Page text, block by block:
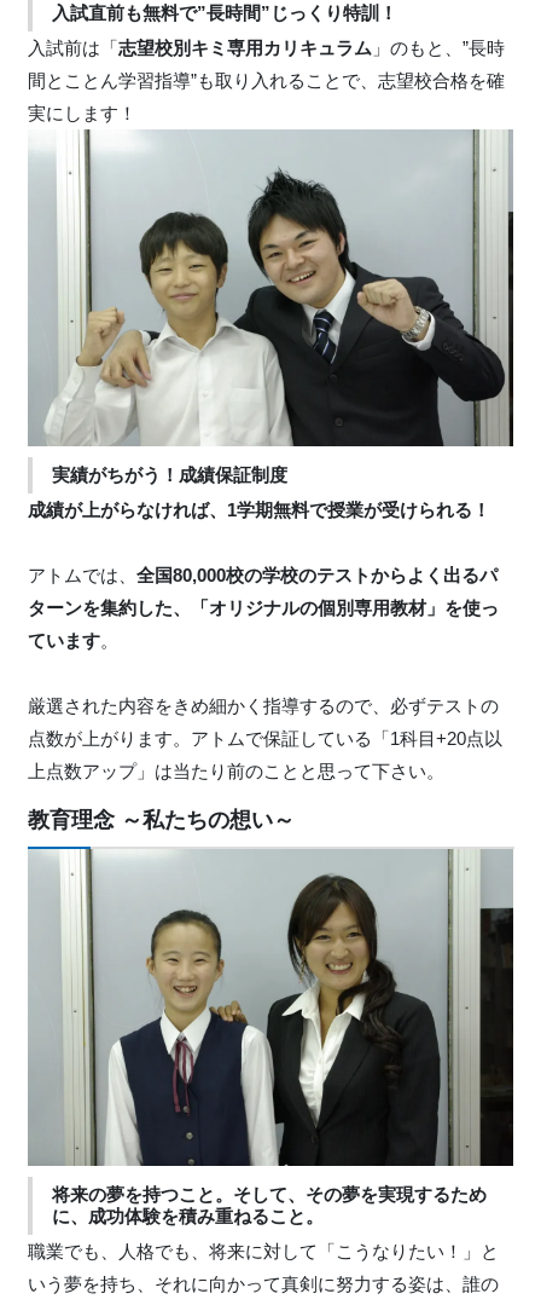
入試直前も無料で”長時間”じっくり特訓！
入試前は「志望校別キミ専用カリキュラム 」のもと、”長時
間とことん学習指導”も取り入れることで、志望校合格を確
実にします！
実績がちがう！成績保証制度
成績が上がらなければ、1学期無料で授業が受けられる！
アトムでは、 全国80,000校の学校のテストからよく出るパ
ターンを集約した、「オリジナルの個別専用教材」を使っ
ています。
厳選された内容をきめ細かく指導するので、必ずテストの
点数が上がります。アトムで保証している「1科目+20点以
上点数アップ」は当たり前のことと思って下さい。
教育理念 ～私たちの想い～
将来の夢を持つこと。そして、その夢を実現するため
に、成功体験を積み重ねること。
職業でも、人格でも、将来に対して「こうなりたい！」と
いう夢を持ち、それに向かって真剣に努力する姿は、誰の